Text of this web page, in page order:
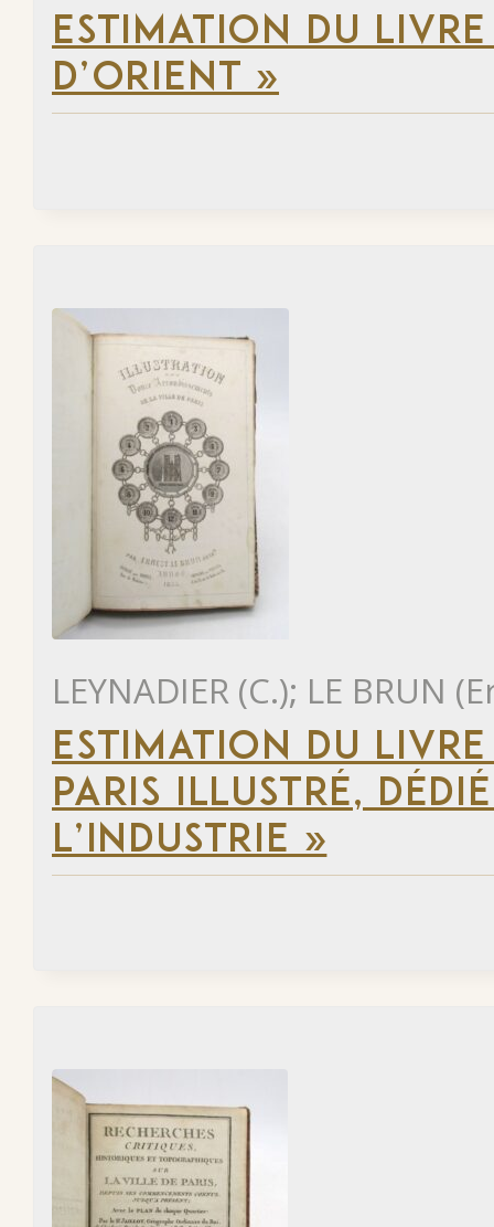
ESTIMATION DU
D’ORIENT »
LEYNADIER (C.); LE BRUN
ESTIMATION DU
PARIS ILLUSTRÉ,
L’INDUSTRIE »